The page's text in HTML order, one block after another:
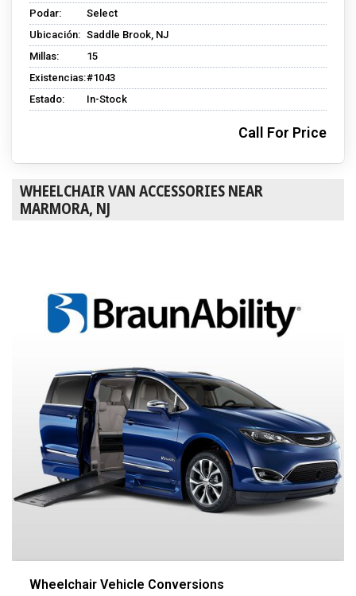
Podar:
Select
Ubicación: Saddle Brook, NJ
Millas:
15
Existencias:#1043
Estado:
In-Stock
Call For Price
WHEELCHAIR VAN ACCESSORIES NEAR
MARMORA, NJ
Wheelchair Vehicle Conversions